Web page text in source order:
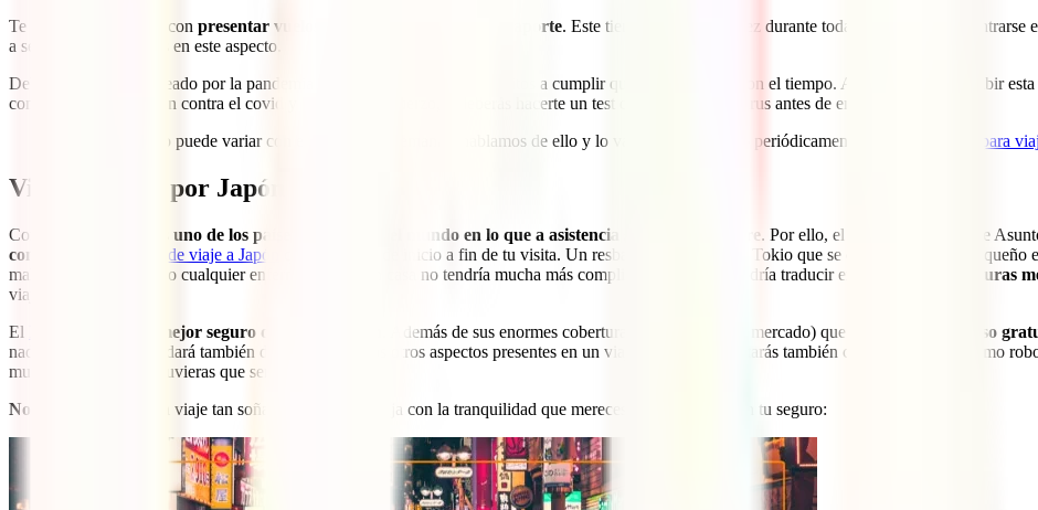
Te bastará únicamente con presentar vuelos de salida del país y tu pasaporte. Este tiene que tener validez durante toda tu estancia y
a ser muy escrupulosas en este aspecto.
Debido al escenario creado por la pandemia existen también otros requisitos a cumplir que pueden variar con el tiempo. Al momento de escribir
completa de vacunación contra el covid y la dosis de refuerzo, o deberás hacerte un test de detección del virus antes de embarcar.
Como este punto puede variar con el paso de las semanas, hablamos de ello y lo vamos actualizando periódicamente aquí:
Requisitos para
Viajar seguro por Japón
Como ya sabes, este es uno de los países más caros del mundo en lo que a asistencia sanitaria se refiere. Por ello, el propio Ministerio de
contar con un
seguro de viaje a Japón
que te proteja de inicio a fin de tu visita. Un resbalón paseando por Tokio que se convirtiera en un pequeño
mal, un golpe de calor o cualquier enfermedad que en casa no tendría mucha más complicación, aquí se podría traducir en
elevadísimas facturas
viaje.
El
el mejor seguro de viaje a Japón . Además de sus enormes coberturas (las mejores del mercado) que te aseguran el acceso
nada de tu bolsillo, cuidará también de ti en todos esos otros aspectos presentes en un viaje así. Por ello, estarás también cubierto en casos como
muchos más casos, si tuvieras que ser repatriado.
No te la juegues
en un viaje tan soñado como este, viaja con la tranquilidad que mereces y hazte ahora con tu seguro: